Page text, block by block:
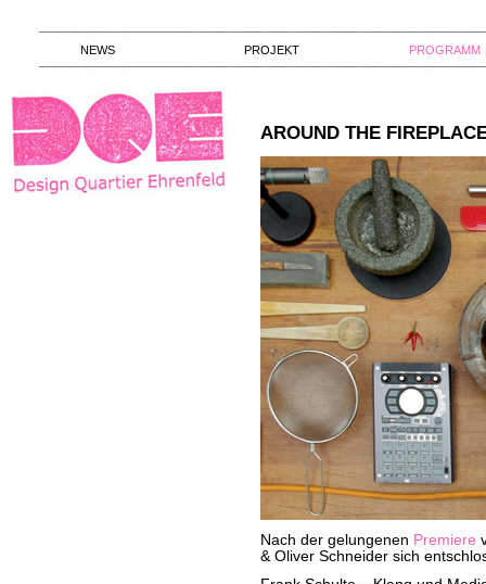
NEWS PROJEKT PROGRAMM
AROUND THE
Nach der gelungenen Premiere
& Oliver Schneider sich